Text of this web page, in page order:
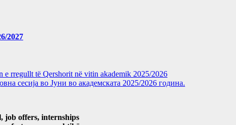
2027
rregullt të Qershorit në vitin akademik 2025/2026
во Јуни во академската 2025/2026 година.
job offers, internships